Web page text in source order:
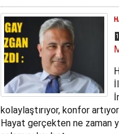
kolaylaştırıyor, konfor
Hayat gerçekten ne zaman